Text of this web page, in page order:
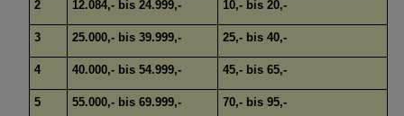
2 12.084,- bis 24.999,- 10,- bis 20,-
3 25.000,- bis 39.999,- 25,- bis 40,-
4 40.000,- bis 54.999,- 45,- bis 65,-
5 55.000,- bis 69.999,- 70,- bis 95,-